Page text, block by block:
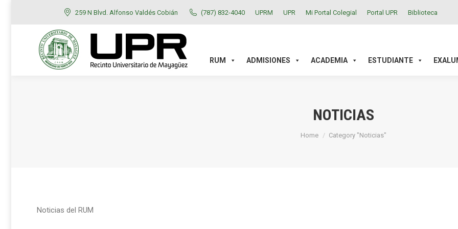
259 N Blvd. Alfonso Valdés Cobián (787) 832-4040 UPRM UPR Mi Portal Colegial Portal UPR Biblioteca
RUM ADMISIONES ACADEMIA ESTUDIANTE
NOTICIAS
You are here:
Home Category "Noticias"
Noticias del RUM
RUM ADMISIONES